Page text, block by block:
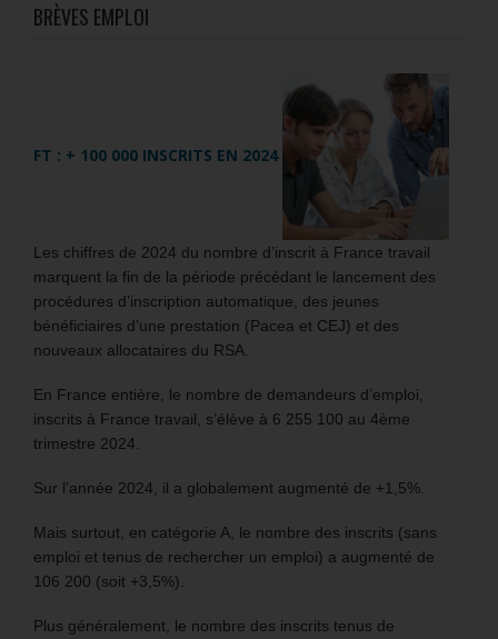
BRÈVES EMPLOI
FT : + 100 000 INSCRITS EN 2024
Les chiffres de 2024 du nombre d’inscrit à France travail
marquent la fin de la période précédant le lancement des
procédures d’inscription automatique, des jeunes
bénéficiaires d’une prestation (Pacea et CEJ) et des
nouveaux allocataires du RSA.
En France entière, le nombre de demandeurs d’emploi,
inscrits à France travail, s’élève à 6 255 100 au 4ème
trimestre 2024.
Sur l’année 2024, il a globalement augmenté de +1,5%.
Mais surtout, en catégorie A, le nombre des inscrits (sans
emploi et tenus de rechercher un emploi) a augmenté de
106 200 (soit +3,5%).
Plus généralement, le nombre des inscrits tenus de